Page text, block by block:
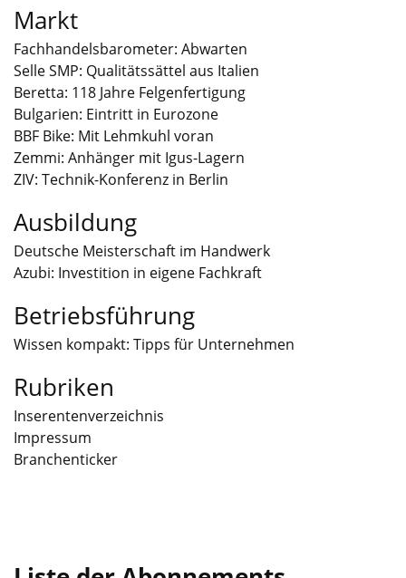
Markt
Fachhandelsbarometer: Abwarten
Selle SMP: Qualitätssättel aus Italien
Beretta: 118 Jahre Felgenfertigung
Bulgarien: Eintritt in Eurozone
BBF Bike: Mit Lehmkuhl voran
Zemmi: Anhänger mit Igus-Lagern
ZIV: Technik-Konferenz in Berlin
Ausbildung
Deutsche Meisterschaft im Handwerk
Azubi: Investition in eigene Fachkraft
Betriebsführung
Wissen kompakt: Tipps für Unternehmen
Rubriken
Inserentenverzeichnis
Impressum
Branchenticker